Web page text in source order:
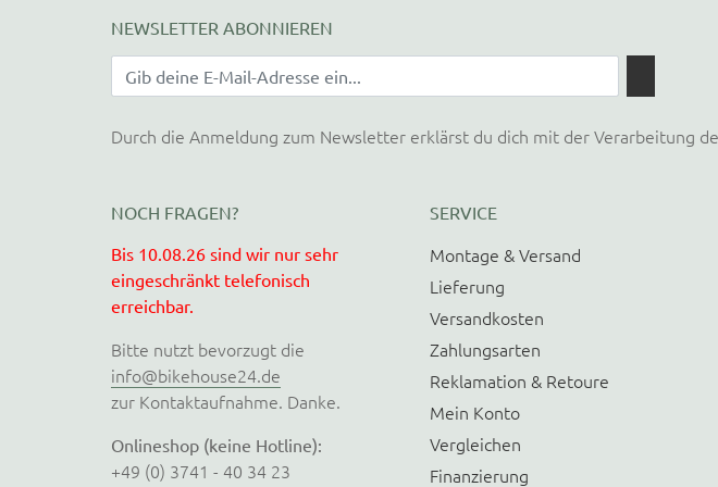
NEWSLETTER ABONNIEREN
Durch die Anmeldung zum Newsletter erklärst du dich mit der Verarbeitung
NOCH FRAGEN?
Bis 10.08.26 sind wir nur sehr
eingeschränkt telefonisch
erreichbar.
Bitte nutzt bevorzugt die
info@bikehouse24.de
zur Kontaktaufnahme. Danke.
Onlineshop (keine Hotline):
+49 (0) 3741 - 40 34 23
SERVICE
Montage & Versand
Lieferung
Versandkosten
Zahlungsarten
Reklamation & Retoure
Mein Konto
Vergleichen
Finanzierung